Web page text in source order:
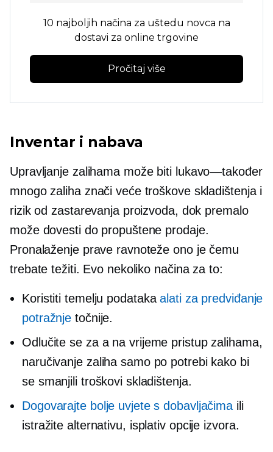
10 najboljih načina za uštedu novca na
dostavi za online trgovine
Pročitaj više
Inventar i nabava
Upravljanje zalihama može biti lukavo—također
mnogo zaliha znači veće troškove skladištenja i
rizik od zastarevanja proizvoda, dok premalo
može dovesti do propuštene prodaje.
Pronalaženje prave ravnoteže ono je čemu
trebate težiti. Evo nekoliko načina za to:
Koristititemelju podataka alati za predviđanje
potražnje točnije.
Odlučite se za a na vrijeme pristup zalihama,
naručivanje zaliha samo po potrebi kako bi
se smanjili troškovi skladištenja.
Dogovarajte bolje uvjete s dobavljačimaili
istražite alternativu, isplativopcije izvora.